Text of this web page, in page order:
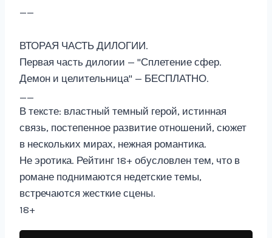
__
ВТОРАЯ ЧАСТЬ ДИЛОГИИ.
Первая часть дилогии — "Сплетение сфер.
Демон и целительница" — БЕСПЛАТНО.
__
В тексте: властный темный герой, истинная
связь, постепенное развитие отношений, сюжет
в нескольких мирах, нежная романтика.
Не эротика. Рейтинг 18+ обусловлен тем, что в
романе поднимаются недетские темы,
встречаются жесткие сцены.
18+